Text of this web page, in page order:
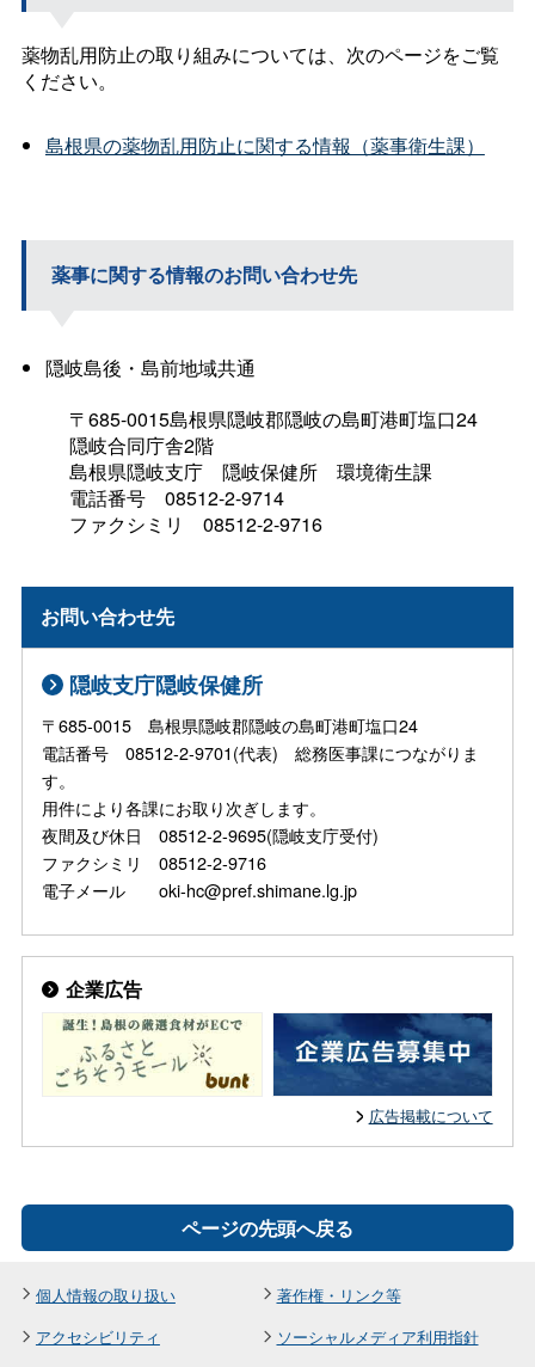
薬物乱用防止の取り組みについては、次のページをご覧
ください。
島根県の薬物乱用防止に関する情報（薬事衛生課）
薬事に関する情報のお問い合わせ先
隠岐島後・島前地域共通
〒685-0015島根県隠岐郡隠岐の島町港町塩口24
隠岐合同庁舎2階
島根県隠岐支庁 隠岐保健所 環境衛生課
電話番号 08512-2-9714
ファクシミ リ 08512-2-9716
お問い合わせ先
隠岐支庁隠岐保健所
〒685-0015 島根県隠岐郡隠岐の島町港町塩口24
電話番号 08512-2-9701(代表) 総務医事課につながりま
す。
用件により各課にお取り次ぎします。
夜間及び休日 08512-2-9695(隠岐支庁受付)
ファクシミリ 08512-2-9716
電子メール oki-hc@pref.shimane.lg.jp
企業広告
広告掲載について
ページの先頭へ戻る
個人情報の取り扱い
著作権・リンク等
アクセシビリティ
ソーシャルメディア利用指針